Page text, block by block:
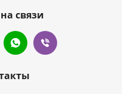
связи